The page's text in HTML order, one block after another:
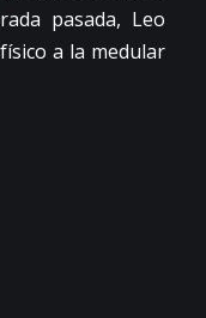
pasada, Leo
a la medular